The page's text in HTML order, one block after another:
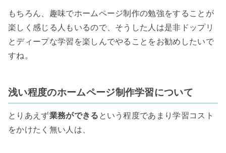
もちろん、趣味でホームページ制作の勉強をすることが
楽しく感じる人もいるので、そうした人は是非ドップリ
とディープな学習を楽しんでやることをお勧めしたいで
すね。
浅い程度のホームページ制作学習について
とりあえず業務ができる という程度であまり学習コスト
をかけたく無い人は、